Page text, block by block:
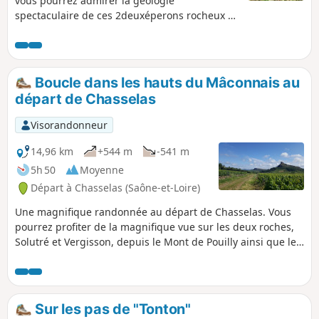
spectaculaire de ces 2deuxéperons rocheux et
superbes vues panoramiques sur le
Beaujolais, la Vallée de la Saône et le Val
Lamartine.Ce long parcours vous fera
emprunter le GR®®76 dans la fraîcheur
forestière du Bois des Bruyères.Au retour,
vous pourrez admirer Chasselas, Mâcon, la
vallée de la Saône voire les Alpes depuis la
Grange du Bois et le sommet du Mont de
Pouilly.
Boucle dans les hauts du Mâconnais au
départ de Chasselas
Visorandonneur
14,96 km
+544 m
-541 m
5h 50
Moyenne
Départ à Chasselas (Saône-et-Loire)
Une magnifique randonnée au départ de Chasselas. Vous
pourrez profiter de la magnifique vue sur les deux roches,
Solutré et Vergisson, depuis le Mont de Pouilly ainsi que les
paysage viticole ainsi que les champs et forêts de la région
avec la Grange du Bois. Une randonnée sportive qui ravira
les amoureux du grand air.
Sur les pas de "Tonton"